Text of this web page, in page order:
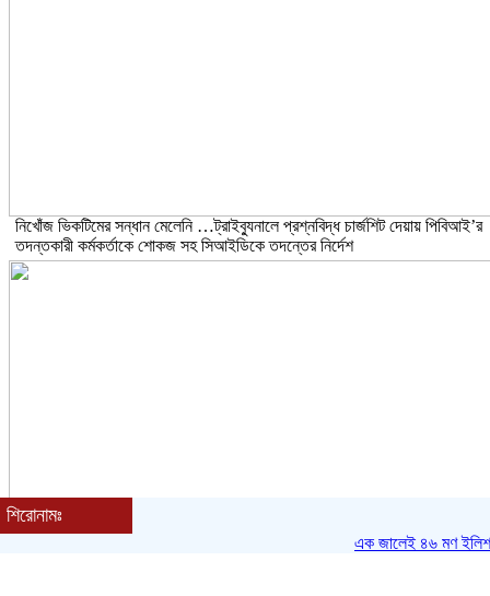
নিখোঁজ ভিকটিমের সন্ধান মেলেনি …ট্রাইব্যুনালে প্রশ্নবিদ্ধ চার্জশিট দেয়ায় পিবিআই’র
তদন্তকারী কর্মকর্তাকে শোকজ সহ সিআইডিকে তদন্তের নির্দেশ
শিরোনামঃ
এক জালেই ৪৬ মণ ইলিশ,